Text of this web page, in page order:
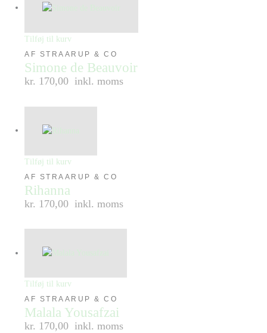
Tilføj til kurv
AF STRAARUP & CO
Simone de Beauvoir
kr. 170,00 inkl. moms
Tilføj til kurv
AF STRAARUP & CO
Rihanna
kr. 170,00 inkl. moms
Tilføj til kurv
AF STRAARUP & CO
Malala Yousafzai
kr. 170,00 inkl. moms